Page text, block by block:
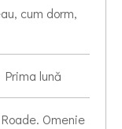
cum dorm,
lună
Omenie